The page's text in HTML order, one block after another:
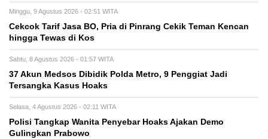
Minggu, 9 Agustus 2026 - 02:51 WITA
Cekcok Tarif Jasa BO, Pria di Pinrang Cekik Teman Kencan
hingga Tewas di Kos
Sabtu, 8 Agustus 2026 - 01:57 WITA
37 Akun Medsos Dibidik Polda Metro, 9 Penggiat Jadi
Tersangka Kasus Hoaks
Selasa, 4 Agustus 2026 - 02:11 WITA
Polisi Tangkap Wanita Penyebar Hoaks Ajakan Demo
Gulingkan Prabowo